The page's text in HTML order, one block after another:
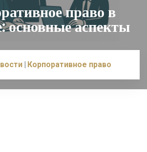
право в
основные аспекты
Корпоративное право